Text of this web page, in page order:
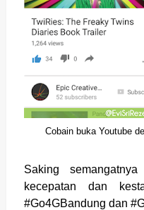
Cobain buka Youtube
Saking
kecepatan dan
#Go4GBandung dan